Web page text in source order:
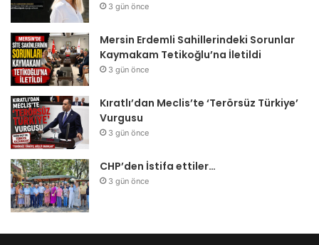
3 gün önce
Mersin Erdemli Sahillerindeki Sorunlar
Kaymakam Tetikoğlu’na İletildi
3 gün önce
Kıratlı’dan Meclis’te ‘Terörsüz Türkiye’
Vurgusu
3 gün önce
CHP’den İstifa ettiler…
3 gün önce